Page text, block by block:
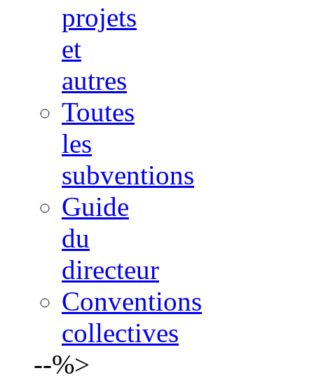
projets
et
autres
Toutes
les
subventions
Guide
du
directeur
Conventions
collectives
--%>